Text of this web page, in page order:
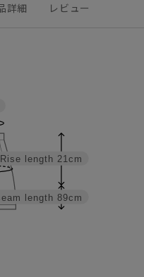
詳細 レビュー
Rise length 21cm
length 89cm